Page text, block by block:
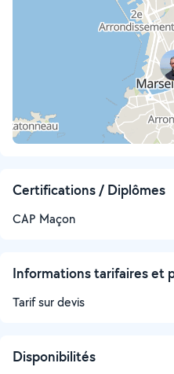
Certifications / Diplômes
CAP Maçon
Informations tarifaires et
Tarif sur devis
Disponibilités